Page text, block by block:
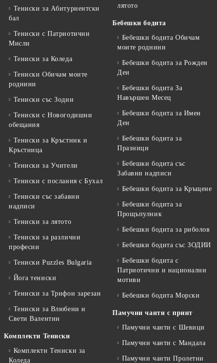
Тениски за Aбитуриентски
бал
Тениски с Патриотични
Мисли
Тениски за Коледа
Тениски Обичам моите
роднини
Тениски със Зодии
Тениски с Новогодишни
обещания
Тениски за Кръстник и
Кръстница
Тениски за Учители
Тениски с послания с Бухал
Тениски със забавни
надписи
Тениски за лятото
Тениски за различни
професии
Тениски Puzzles Bulgaria
Йога тениски
Тениски за Трифон зарезан
Тениски за Влюбени и
Свети Валентин
Комплекти Тениски
Комплекти Тениски за
Коледа
лятото
Бебешки бодита
Бебешки бодита Обичам
моите роднини
Бебешки бодита за Рожден
Ден
Бебешки бодита За
Навършен Месец
Бебешки бодита за Имен
Ден
Бебешки бодита за
Празници
Бебешки бодита със
Забавни надписи
Бебешки бодита за Кръщене
Бебешки бодита за
Прощъпулник
Бебешки бодита за риболов
Бебешки бодита със ЗОДИИ
Бебешки бодита с
Патриотични и национални
мотиви
Бебешки бодита Морски
Памучни чанти с принт
Памучни чанти с Шевици
Памучни чанти с Мандала
Памучни чанти Пролетни